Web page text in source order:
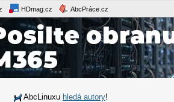
HDmag.cz AbcPráce.cz
AbcLinuxu hledá autory!